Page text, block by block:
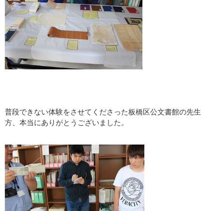
普段できない体験をさせてくださった板橋区公文書館の先生
方、本当にありがとうございました。